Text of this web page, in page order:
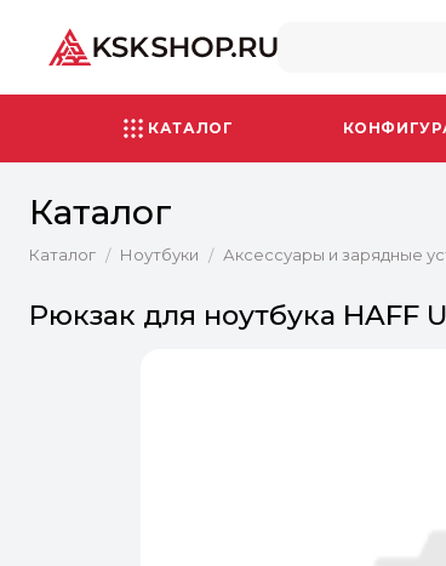
КАТАЛОГ
Каталог
Каталог / Ноутбуки / Аксессуары и зарядные
Рюкзак для ноутбука HAFF